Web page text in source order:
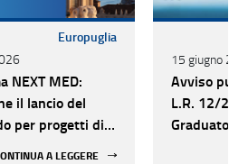
Europuglia
NEXT MED:
il lancio del
per progetti di
A LEGGERE
15 giugno
Avviso
L.R. 12/